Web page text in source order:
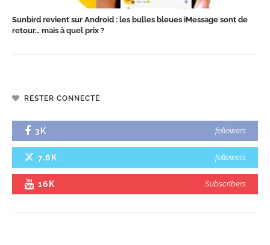
Sunbird revient sur Android : les bulles bleues iMessage sont de
retour… mais à quel prix ?
RESTER CONNECTÉ
3K followers
7.6K followers
16K Subscribers